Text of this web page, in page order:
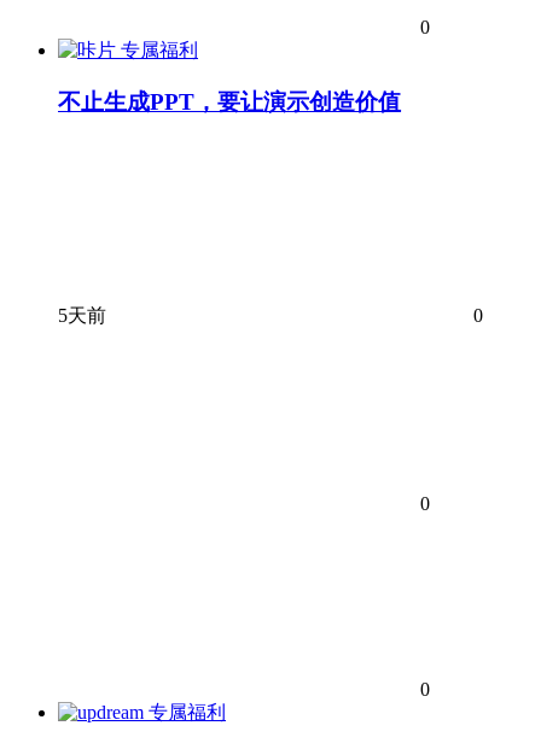
0
专属福利
不止生成PPT，要让演示创造价值
5天前 0
0
0
专属福利